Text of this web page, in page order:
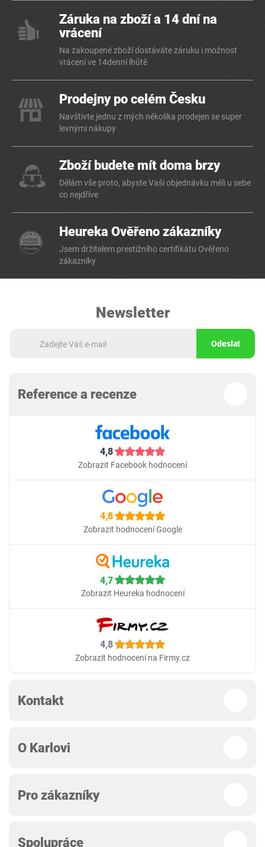
Záruka na zboží a 14 dní na
vrácení
Na zakoupené zboží dostáváte záruku i možnost
vrácení ve 14denní lhůtě
Prodejny po celém Česku
Navštivte jednu z mých několika prodejen se super
levnými nákupy
Zboží budete mít doma brzy
Dělám vše proto, abyste Vaši objednávku měli u sebe
co nejdříve
Heureka Ověřeno zákazníky
Jsem držitelem prestižního certifikátu Ověřeno
zákazníky
Newsletter
Odeslat
Reference a recenze
4,8
Zobrazit Facebook hodnocení
4,8
Zobrazit hodnocení Google
4,7
Zobrazit Heureka hodnocení
4,8
Zobrazit hodnocení na Firmy.cz
Kontakt
O Karlovi
Pro zákazníky
Spolupráce